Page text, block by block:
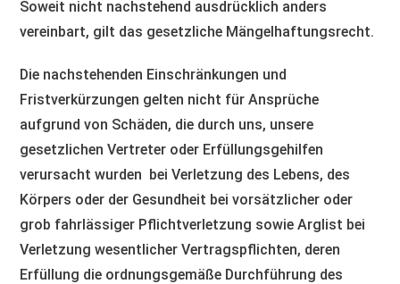
Soweit nicht nachstehend ausdrücklich anders
vereinbart, gilt das gesetzliche Mängelhaftungsrecht.
Die nachstehenden Einschränkungen und
Fristverkürzungen gelten nicht für Ansprüche
aufgrund von Schäden, die durch uns, unsere
gesetzlichen Vertreter oder Erfüllungsgehilfen
verursacht wurden bei Verletzung des Lebens, des
Körpers oder der Gesundheit bei vorsätzlicher oder
grob fahrlässiger Pflichtverletzung sowie Arglist bei
Verletzung wesentlicher Vertragspflichten, deren
Erfüllung die ordnungsgemäße Durchführung des